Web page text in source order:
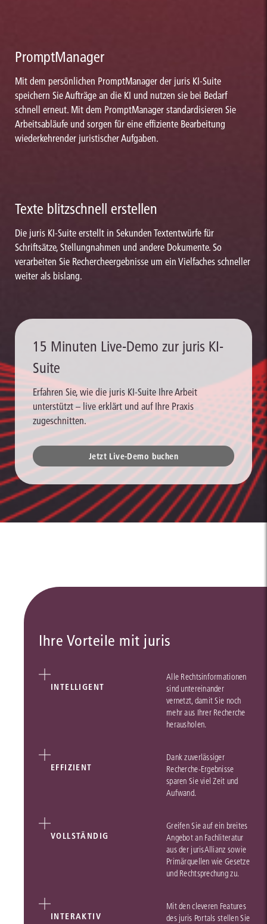
PromptManager
Mit dem persönlichen PromptManager der juris KI-Suite
speichern Sie Aufträge an die KI und nutzen sie bei Bedarf
schnell erneut. Mit dem PromptManager standardisieren Sie
Arbeitsabläufe und sorgen für eine effiziente Bearbeitung
wiederkehrender juristischer Aufgaben.
Texte blitzschnell erstellen
Die juris KI-Suite erstellt in Sekunden Textentwürfe für
Schriftsätze, Stellungnahmen und andere Dokumente. So
verarbeiten Sie Rechercheergebnisse um ein Vielfaches schneller
weiter als bislang.
15 Minuten Live-Demo zur juris KI-
Suite
Erfahren Sie, wie die juris KI-Suite Ihre Arbeit
unterstützt – live erklärt und auf Ihre Praxis
zugeschnitten.
Jetzt Live-Demo buchen
Ihre Vorteile mit juris
INTELLIGENT
Alle Rechtsinformationen
sind untereinander
vernetzt, damit Sie noch
mehr aus Ihrer Recherche
herausholen.
EFFIZIENT
Dank zuverlässiger
Recherche-Ergebnisse
sparen Sie viel Zeit und
Aufwand.
VOLLSTÄNDIG
Greifen Sie auf ein breites
Angebot an Fachliteratur
aus der jurisAllianz sowie
Primärquellen wie Gesetze
und Rechtsprechung zu.
INTERAKTIV
Mit den cleveren Features
des juris Portals stellen Sie